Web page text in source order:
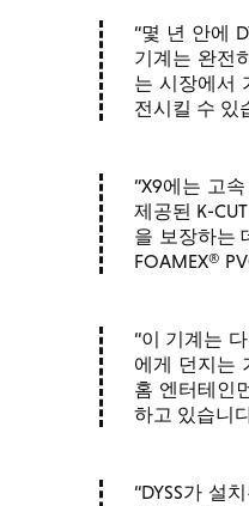
몇 년 안에
기계는 완전
는 시장에서
전시킬 수 있
X9에는 고
제공된 K-
을 보장하는
FOAMEX®
이 기계는
에게 던지는
홈 엔터테인
하고 있습니
DYSS가 설